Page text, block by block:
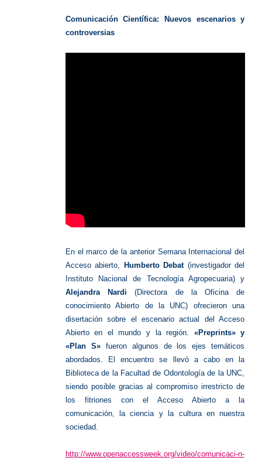
Comunicación Científica: Nuevos escenarios y
controversias
En el marco de la anterior Semana Internacional del
Acceso abierto,
Humberto Debat(investigador del
Instituto Nacional de Tecnología Agropecuaria) y
Alejandra Nardi (Directora de la Oficina de
conocimiento Abierto de la UNC) ofrecieron una
disertación sobre el escenario actual del Acceso
Abierto en el mundo y la región. «Preprints» y
«Plan S»fueron algunos de los ejes temáticos
abordados. El encuentro se llevó a cabo en la
Biblioteca de la Facultad de Odontología de la UNC,
siendo posible gracias al compromiso irrestricto de
los fitriones con el Acceso Abierto a la
comunicación, la ciencia y la cultura en nuestra
sociedad.
http://www.openaccessweek.org/video/comunicaci-n-